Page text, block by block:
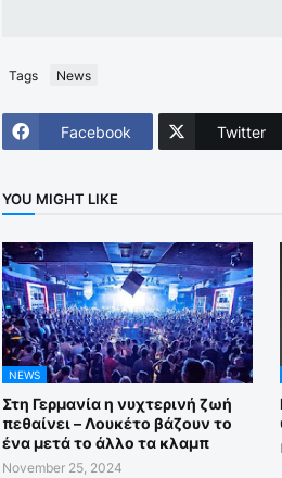
Tags News
Facebook Twitter
YOU MIGHT LIKE
NEWS
Στη Γερμανία η νυχτερινή ζωή
πεθαίνει – Λουκέτο βάζουν το
ένα μετά το άλλο τα κλαμπ
November 25, 2024